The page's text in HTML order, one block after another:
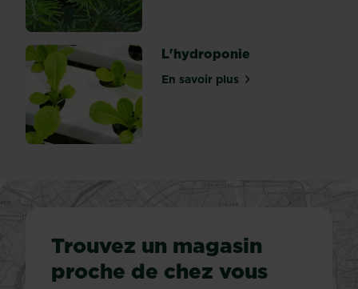
L'hydroponie
En savoir plussur L'hydroponie
Trouvez un magasin
proche de chez vous